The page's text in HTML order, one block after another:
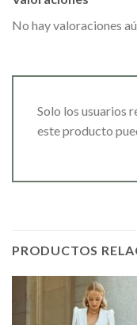
No hay valoraciones
Solo los usuarios
este producto
PRODUCTOS